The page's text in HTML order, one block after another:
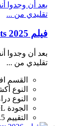
بعد أن وجدوا
تقليدي من ...
فيلم Thunderbolts 2025 مترجم HD
بعد أن وجدوا
تقليدي من ...
القسم
النوع
النوع
الجودة
التقييم 10